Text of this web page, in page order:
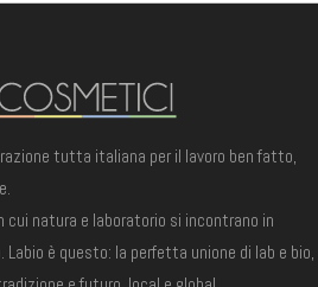
tutta italiana per il lavoro ben fatto,
cui natura e laboratorio si incontrano in
Labio è questo: la perfetta unione di lab e bio,